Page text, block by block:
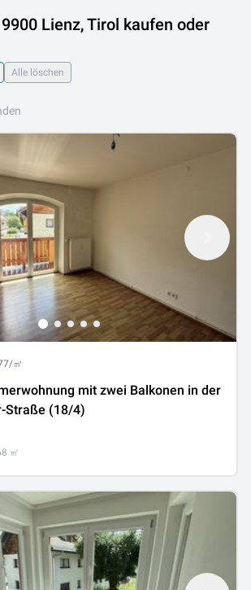
Lienz, Tirol kaufen oder
Alle löschen
㎡
mit zwei Balkonen in der
Straße (18/4)
㎡